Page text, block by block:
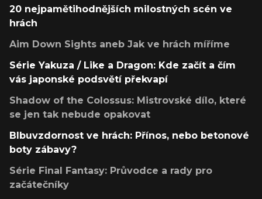
20 nejpamětihodnějších milostných scén ve
hrách
Aim Down Sights aneb Jak ve hrách míříme
Série Yakuza / Like a Dragon: Kde začít a čím
vás japonské podsvětí překvapí
Shadow of the Colossus: Mistrovské dílo, které
se jen tak nebude opakovat
Blbuvzdornost ve hrách: Přínos, nebo betonové
boty zábavy?
Série Final Fantasy: Průvodce a rady pro
začátečníky